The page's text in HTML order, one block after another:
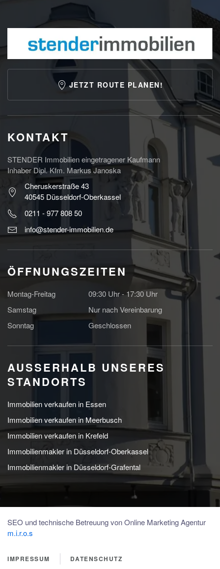
JETZT ROUTE PLANEN!
KONTAKT
STENDER Immobilien eingetragener Kaufmann
Inhaber Dipl. Kfm. Markus Janoska
Cheruskerstraße 43
40545 Düsseldorf-Oberkassel
0211 - 977 808 50
info@stender-immobilien.de
ÖFFNUNGSZEITEN
Montag-Freitag
09:30 Uhr - 17:30 Uhr
Samstag
Nur nach Vereinbarung
Sonntag
Geschlossen
AUSSERHALB UNSERES S
TANDORTS
Immobilien verkaufen in Essen
Immobilien verkaufen in Meerbusch
Immobilien verkaufen in Krefeld
Immobilienmakler in Düsseldorf-Oberkassel
Immobilienmakler in Düsseldorf-Grafental
SEO und technische Betreuung von Online Marketing Agentur
m.i.r.o.s
IMPRESSUM DATENSCHUTZ